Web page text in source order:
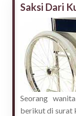
Saksi Dari
Seorang
berikut di surat